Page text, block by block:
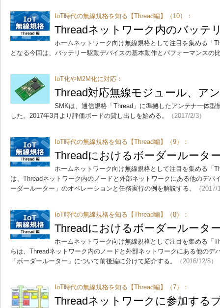
IoT時代の無線規格を知る【Thread編】（10）：
Threadネットワーク内のバッテ
ホームネットワーク向け無線規格として注目を集める「
となる今回は、バッテリー駆動デバイスの基本動作とパフォーマンスの
IoT化やM2M化に対応：
Thread対応無線モジュール、ア
SMKは、通信規格「Thread」に準拠したアンテナ一体型
した。2017年3月より評価ボードの貸し出しを始める。
（2017/2/3）
IoT時代の無線規格を知る【Thread編】（9）：
Threadにおけるボーダールータ
ホームネットワーク向け無線規格として注目を集める「
は、Threadネットワーク内のノードと外部ネットワークにある他のデバ
ーダールーター」のオペレーションと任務実行の例を解説する。
（
IoT時代の無線規格を知る【Thread編】（8）：
Threadにおけるボーダールータ
ホームネットワーク向け無線規格として注目を集める「
らは、Threadネットワーク内のノードと外部ネットワークにある他のデ
「ボーダールーター」について前後編に分けて紹介する。
（2016/12/8）
IoT時代の無線規格を知る【Thread編】（7）：
Threadネットワークに参加する